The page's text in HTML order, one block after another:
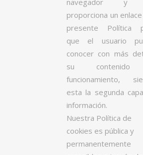
navegador y
proporciona un
presente Política
que el usuario
conocer con más
su
funcionamiento,
esta la segunda
información.
Nuestra Política de
cookies es pública y
permanentemente